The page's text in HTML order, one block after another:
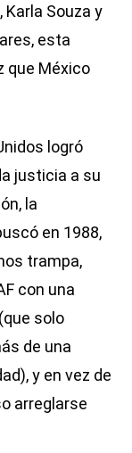
Karla Souza y
esta
que México
logró
justicia a su
la
en 1988,
trampa,
con una
solo
de una
y en vez de
arreglarse